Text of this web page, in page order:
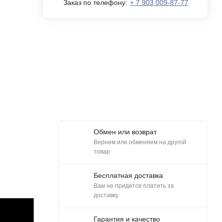
Заказ по телефону: + 7 903 009-87-77
Обмен или возврат
Вернем или обменяем на другой
товар
Бесплатная доставка
Вам не придется платить за
доставку
Гарантия и качество